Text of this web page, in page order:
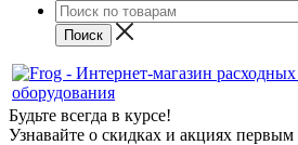
Будьте всегда в курсе!
Узнавайте о скидках и акциях первым